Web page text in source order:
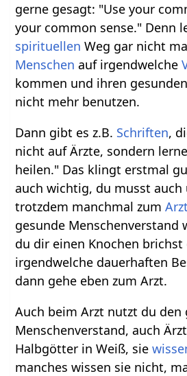
gerne gesagt: "Use your
your common sense." Denn
spirituellen Weg gar nicht
Menschen auf irgendwelche
kommen und ihren gesunden
nicht mehr benutzen.
Dann gibt es z.B. Schriften,
nicht auf Ärzte, sondern
heilen." Das klingt erstmal
auch wichtig, du musst auch
trotzdem manchmal zumArzt
gesunde Menschenverstand
du dir einen Knochen
irgendwelche dauerhaften
dann gehe eben zum Arzt.
Auch beim Arzt nutzt du den
Menschenverstand, auch
Halbgötter in Weiß, sie
manches wissen sie nicht,